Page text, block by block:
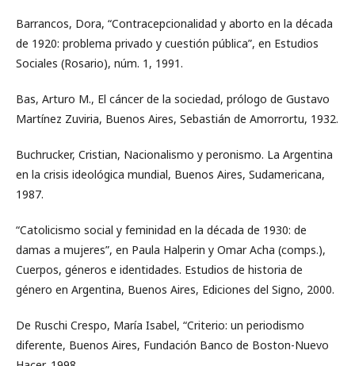
Barrancos, Dora, “Contracepcionalidad y aborto en la década
de 1920: problema privado y cuestión pública”, en Estudios
Sociales (Rosario), núm. 1, 1991.
Bas, Arturo M., El cáncer de la sociedad, prólogo de Gustavo
Martínez Zuviria, Buenos Aires, Sebastián de Amorrortu, 1932.
Buchrucker, Cristian, Nacionalismo y peronismo. La Argentina
en la crisis ideológica mundial, Buenos Aires, Sudamericana,
1987.
“Catolicismo social y feminidad en la década de 1930: de
damas a mujeres”, en Paula Halperin y Omar Acha (comps.),
Cuerpos, géneros e identidades. Estudios de historia de
género en Argentina, Buenos Aires, Ediciones del Signo, 2000.
De Ruschi Crespo, María Isabel, “Criterio: un periodismo
diferente, Buenos Aires, Fundación Banco de Boston-Nuevo